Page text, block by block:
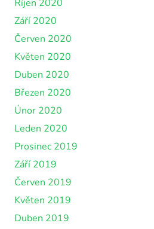
Říjen 2020
Září 2020
Červen 2020
Květen 2020
Duben 2020
Březen 2020
Únor 2020
Leden 2020
Prosinec 2019
Září 2019
Červen 2019
Květen 2019
Duben 2019